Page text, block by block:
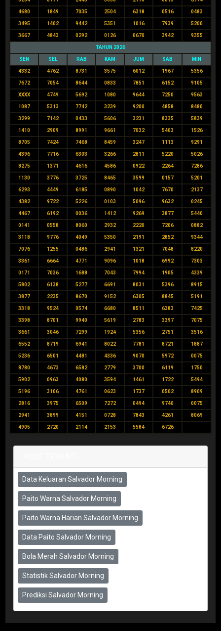
4680 1849 7035 2504 6318 0516 0483
3495 1402 9442 5351 1016 7939 5200
3667 4843 0292 0126 0670 3942 9355
TAHUN 2026
SEN SEL RAB KAM JUM SAB MIN
4332 4762 8731 3575 6012 1967 5356
7672 7054 8644 0833 7851 6152 9105
XXXX 4749 5692 1080 9644 7250 9563
1087 5313 7742 3239 9200 4858 8480
3299 7142 0433 5606 3231 8335 5839
1410 2909 8991 9661 7032 5403 1526
8705 7424 7468 8459 3247 1113 9291
4396 7716 6303 3266 2811 5220 5026
8275 1371 4616 4586 0922 2264 7286
1130 3776 3725 8465 3599 0157 5201
6293 4449 6185 0890 1042 7670 2137
4382 9722 5226 0103 5096 9632 0245
4467 6192 0036 1412 9269 3877 5440
0141 0558 8060 2932 2220 7206 0882
3118 9776 4049 5350 2191 2852 9344
7076 1255 0486 2941 1321 7048 8220
3361 6664 4771 9096 1018 6992 7303
0171 7036 1688 7043 7994 1905 4339
5802 6138 5277 6691 8031 5396 8915
3877 2235 8670 9152 6305 8845 5191
3318 9524 0574 6680 8511 6383 7425
3398 8701 9940 5619 2783 3397 7075
3661 3046 7299 1924 5356 2751 3516
6552 8719 6941 8022 7781 8721 1887
5236 6501 4481 4336 9070 5972 0075
8780 4673 6582 2779 3700 6119 1750
5902 0963 4080 3594 1461 1722 5494
5196 3106 4761 0623 1737 0502 8909
2816 3975 6509 7272 0494 9740 0075
2941 3899 4151 0728 7843 4261 8069
4905 2720 2114 2153 5584 6726
Data Keluaran Salvador Morning
Paito Warna Salvador Morning
Paito Warna Harian Salvador Morning
Data Paito Salvador Morning
Bola Merah Salvador Morning
Statistik Salvador Morning
Prediksi Salvador Morning